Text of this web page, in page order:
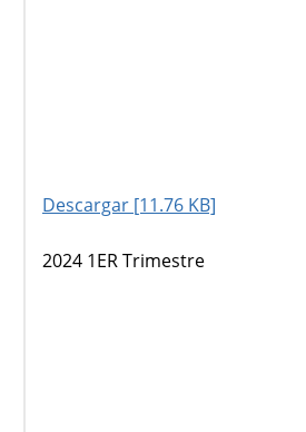
Descargar [11.76 KB]
2024 1ER Trimestre